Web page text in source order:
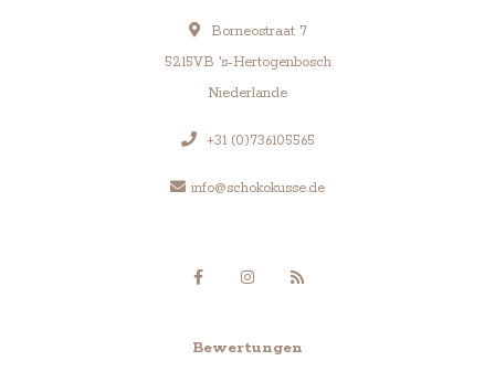
Borneostraat 7
5215VB 's-Hertogenbosch
Niederlande
+31 (0)736105565
info@schokokusse.de
Bewertungen